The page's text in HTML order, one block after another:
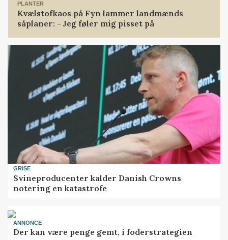
PLANTER
Kvælstofkaos på Fyn lammer landmænds
såplaner: - Jeg føler mig pisset på
GRISE
Svineproducenter kalder Danish Crowns
notering en katastrofe
ANNONCE
Der kan være penge gemt, i foderstrategien